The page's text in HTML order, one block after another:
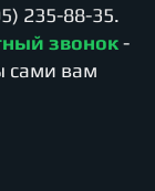
235-88-35.
звонок -
сами вам